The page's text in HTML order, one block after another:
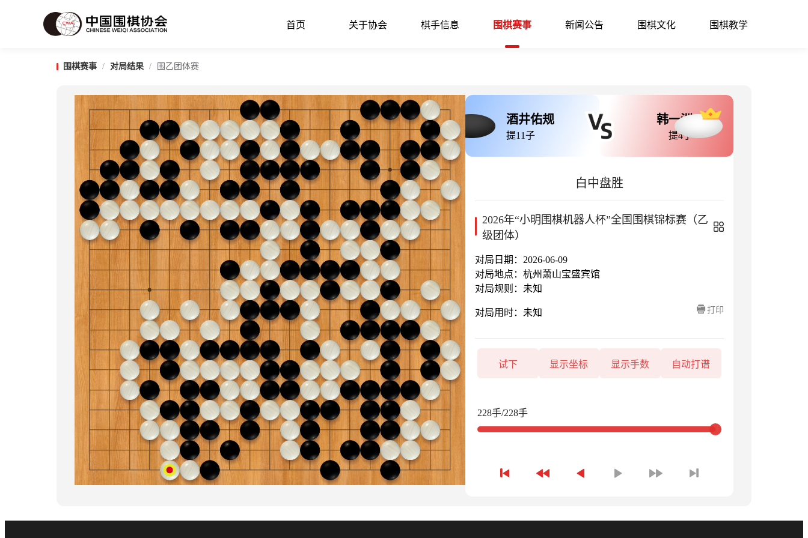
首页 关于协会 棋手信息 围棋赛事 新闻公告 围棋文化 围棋教学
围棋赛事 / 对局结果 / 围乙团体赛
酒井佑规
提11子
韩一洲
提4子
白中盘胜
2026年“小明围棋机器人杯”全国围棋锦标赛（乙
级团体）
对局日期：2026-06-09
对局地点：杭州萧山宝盛宾馆
对局规则：未知
对局用时：未知 打印
试下 显示坐标 显示手数 自动打谱
228手/228手